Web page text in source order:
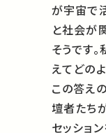
が宇宙で
と社会が
そうです
えてどの
この答え
壇者たち
セッショ